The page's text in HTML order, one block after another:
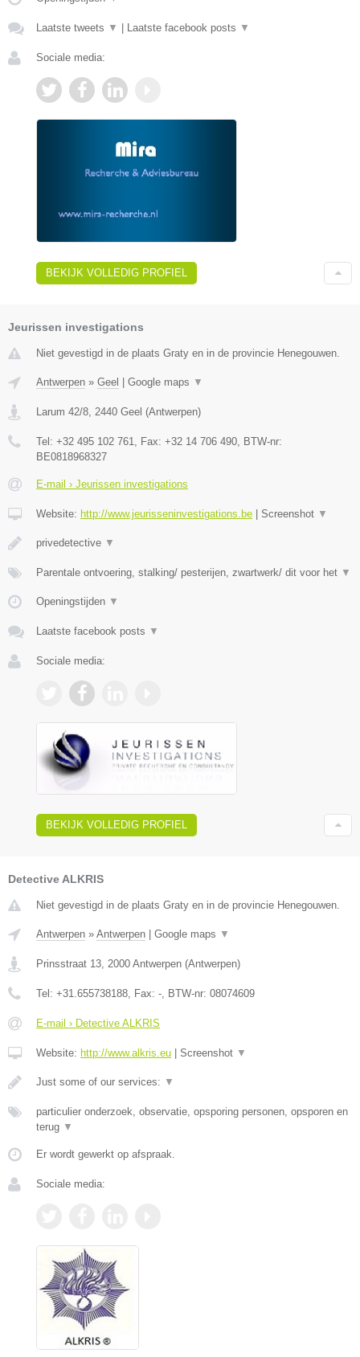
Laatste tweets ▼ Laatste facebook posts ▼
Sociale media:
BEKIJK VOLLEDIG PROFIEL
Jeurissen investigations
Niet gevestigd in de plaats Graty en in de provincie Henegouwen.
Antwerpen » Geel | Google maps ▼
Larum 42/8 2440 Geel (Antwerpen)
Tel: +32 495 102 761 , Fax: +32 14 706 490 , BTW-nr:
BE0818968327
E-mail › Jeurissen investigations
Website: http://www.jeurisseninvestigations.be | Screenshot ▼
privedetective ▼
Parentale ontvoering, stalking/ pesterijen, zwartwerk/ dit voor het ▼
Openingstijden ▼
Laatste facebook posts ▼
Sociale media:
BEKIJK VOLLEDIG PROFIEL
Detective ALKRIS
Niet gevestigd in de plaats Graty en in de provincie Henegouwen.
Antwerpen » Antwerpen Google maps ▼
Prinsstraat 13 2000 Antwerpen (Antwerpen)
Tel: +31.655738188 , Fax: - , BTW-nr: 08074609
E-mail › Detective ALKRIS
Website: http://www.alkris.eu Screenshot ▼
Just some of our services: ▼
particulier onderzoek, observatie, opsporing personen, opsporen en
terug ▼
Er wordt gewerkt op afspraak.
Sociale media: